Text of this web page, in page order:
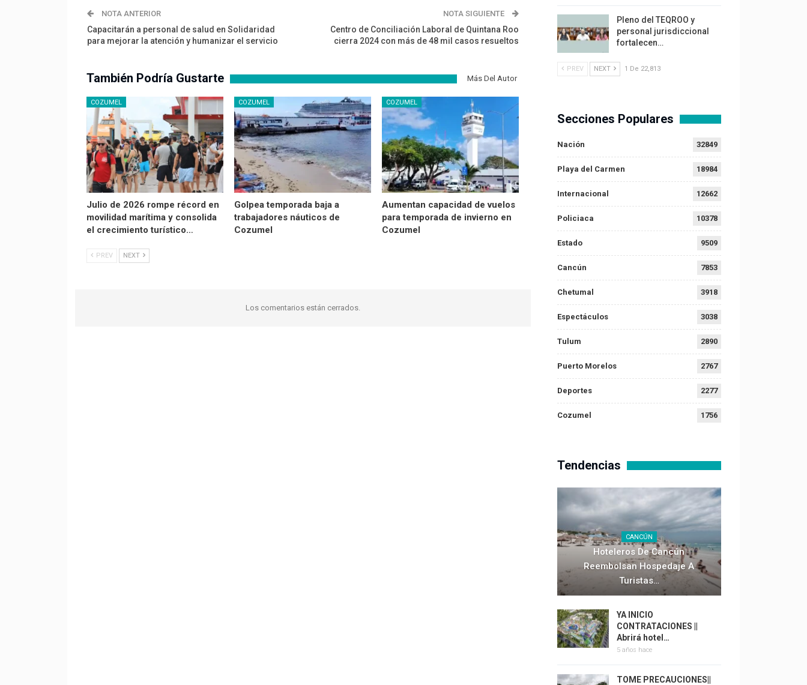
NOTA ANTERIOR
Capacitarán a personal de salud en Solidaridad
para mejorar la atención y humanizar el servicio
NOTA SIGUIENTE
Centro de Conciliación Laboral de Quintana Roo
cierra 2024 con más de 48 mil casos resueltos
También Podría Gustarte Más Del Autor
COZUMEL
Julio de 2026 rompe récord en
movilidad marítima y consolida
el crecimiento turístico…
COZUMEL
Golpea temporada baja a
trabajadores náuticos de
Cozumel
COZUMEL
Aumentan capacidad de vuelos
para temporada de invierno en
Cozumel
PREV NEXT
Los comentarios están cerrados.
Pleno del TEQROO y
personal jurisdiccional
fortalecen…
PREV NEXT 1 De 22,813
Secciones Populares
Nación 32849
Playa del Carmen 18984
Internacional 12662
Policiaca 10378
Estado 9509
Cancún 7853
Chetumal 3918
Espectáculos 3038
Tulum 2890
Puerto Morelos 2767
Deportes 2277
Cozumel 1756
Tendencias
CANCÚN
Hoteleros De Cancún
Reembolsan Hospedaje A
Turistas…
YA INICIO
CONTRATACIONES ||
Abrirá hotel…
5 años hace
TOME PRECAUCIONES||